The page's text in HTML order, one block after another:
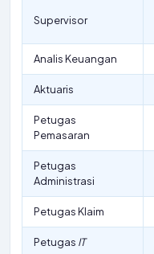
Supervisor
Analis Keuangan
Aktuaris
Petugas
Pemasaran
Petugas
Administrasi
Petugas Klaim
Petugas IT